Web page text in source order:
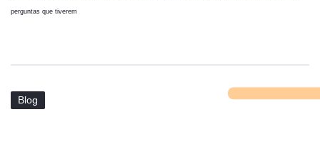
perguntas que tiverem
Blog